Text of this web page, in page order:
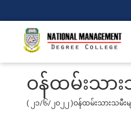
ဝန်ထမ်းသာ
( ၂၁/၆/၂၀၂၂ )ဝန်ထမ်းသားသမီး